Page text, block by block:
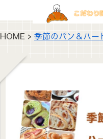
HOME > 季節のパン＆ハー